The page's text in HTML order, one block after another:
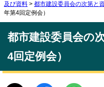
及び資料 > 都市建設委員会の次第と
年第4回定例会）
都市建設委員会の
4回定例会）